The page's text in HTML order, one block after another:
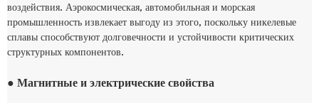
воздействия. Аэрокосмическая, автомобильная и морская
промышленность извлекает выгоду из этого, поскольку никелевые
сплавы способствуют долговечности и устойчивости критических
структурных компонентов.
● Магнитные и электрические свойства